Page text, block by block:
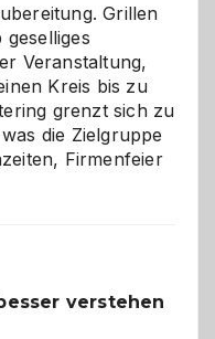
Grillen
Veranstaltung,
Kreis bis zu
grenzt sich zu
die Zielgruppe
Firmenfeier
verstehen